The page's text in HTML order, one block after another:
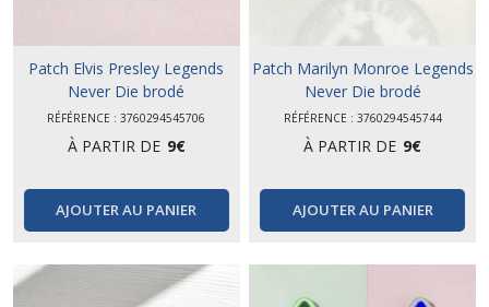
Patch Elvis Presley Legends
Never Die brodé
RÉFÉRENCE : 3760294545706
À PARTIR DE 9€
AJOUTER AU PANIER
Patch Marilyn Monroe Legends
Never Die brodé
RÉFÉRENCE : 3760294545744
À PARTIR DE 9€
AJOUTER AU PANIER